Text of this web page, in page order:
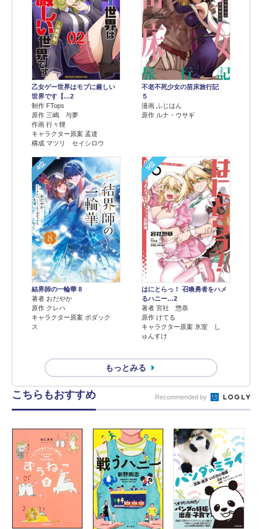
乙女ゲー世界はモブに厳しい
世界です【…2
制作 FTops
原作 三嶋 与夢
作画 行々狸
キャラクター原案 孟達
構成 マツリ セイシロウ
不老不死少女の苗床旅行記
５
漫画 ふじはん
原作 ルナ・ウサギ
4位
結界師の一輪華 8
著者 おだやか
原作 クレハ
キャラクター原案 ボダック
ス
5位
はにとらっ！ 召喚勇者をハメ
るハニー…2
著者 宮社 惣恭
原作 けてる
キャラクター原案 氷室 し
ゅんすけ
もっとみる
こちらもおすすめ Recommended by